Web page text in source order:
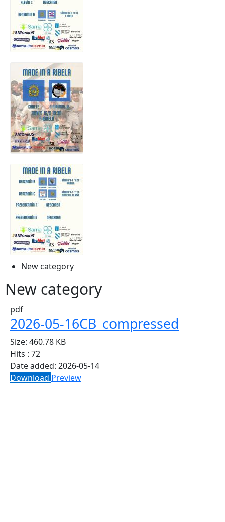
New category
New category
pdf
2026-05-16CB_compressed
Size: 460.78 KB
Hits : 72
Date added: 2026-05-14
Download Preview